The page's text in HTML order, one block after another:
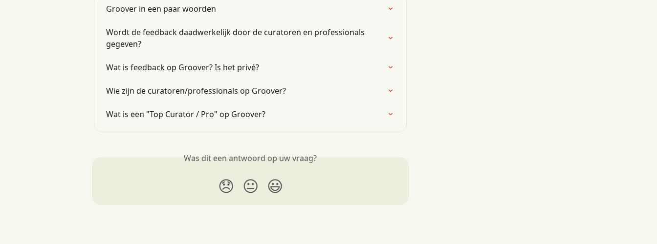
Groover in een paar woorden
Wordt de feedback daadwerkelijk door de curatoren en professionals
gegeven?
Wat is feedback op Groover? Is het privé?
Wie zijn de curatoren/professionals op Groover?
Wat is een "Top Curator / Pro" op Groover?
Was dit een antwoord op uw vraag?
😞 😐 😃